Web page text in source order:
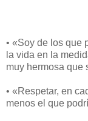
• «Soy de los que
la vida en la
muy hermosa que
• «Respetar, en
menos el que